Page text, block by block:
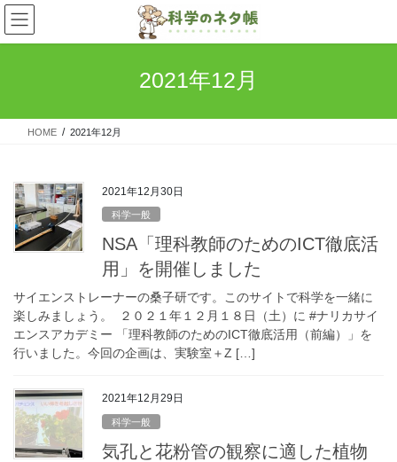
コ
ン
テ
ス
ナ
ビ
ゲ
ン
2021年12月
HOME 2021年12月
2021年12月30日
科学一般
NSA「理科教師のためのICT徹底活
用」を開催しました
サイエンストレーナーの桑子研です。このサイトで科学を一緒に
楽しみましょう。 ２０２１年１２月１８日（土）に #ナリカサイ
エンスアカデミー 「理科教師のためのICT徹底活用（前編）」を
行いました。今回の企画は、実験室＋Z […]
2021年12月29日
科学一般
気孔と花粉管の観察に適した植物